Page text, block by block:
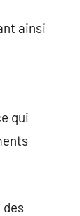
ainsi
qui